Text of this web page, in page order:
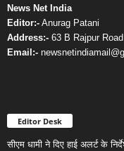
News Net India
Editor:- Anurag Patani
Address:- 63 B Rajpur
Email:-
Editor Desk
सीएम धामी ने दिए हाई अलर्ट के